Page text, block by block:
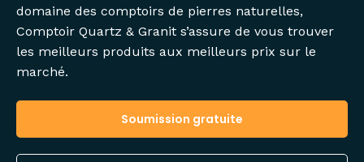
domaine des comptoirs de pierres naturelles,
Comptoir Quartz & Granit s’assure de vous trouver
les meilleurs produits aux meilleurs prix sur le
marché.
Soumission gratuite